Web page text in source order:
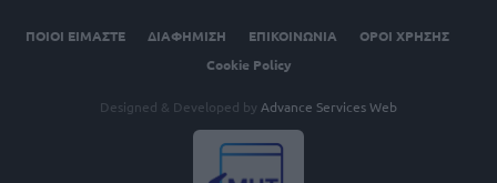
ΠΟΙΟΙ ΕΙΜΑΣΤΕ ΔΙΑΦΗΜΙΣΗ ΕΠΙΚΟΙΝΩΝΙΑ
ΟΡΟΙ ΧΡΗΣΗΣ
Cookie Policy
Designed & Developed by Advance Services Web